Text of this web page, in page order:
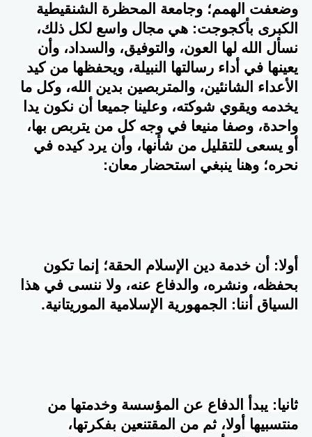
وضعفت الهمم؛ وجامعة المحظرة الشنقيطية
الكبرى بأكجوجت: هي مجال واسع لكل ذلك،
نسأل الله لها العون، والتوفيق، والسداد، وأن
يعينها في أداء رسالتها النبيلة، ويحفظها من كيد
الأعداء الشانئين، والمتربصين بدين الله، وكل ما
يخدمه ويقوي شوكته، وعلينا جميعا أن نكون يدا
واحدة، وصفا منيعا في وجه كل من يتربص بها،
أو يسعى للتقليل من شأنها، وأن يرد كيده في
نحره؛ وهنا ينبغي استحضار معان:
أولا: أن خدمة دين الإسلام الحقة؛ إنما تكون
بحفظه، ونشره، والدفاع عنه، ولا ننسى في هذا
السياق أننا: الجمهورية الإسلامية الموريتانية.
ثانيا: يبدأ الدفاع عن المؤسسة وخدمتها من
منتسبيها أولا، ثم من المقتنعين بفكرتها،